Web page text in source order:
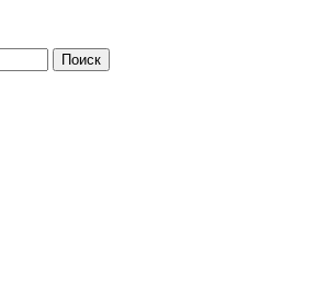
Поиск